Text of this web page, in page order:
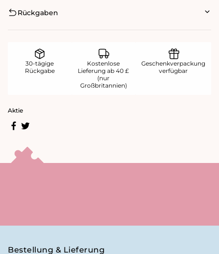
Rückgaben
30-tägige
Rückgabe
Kostenlose
Lieferung ab 40 £
(nur
Großbritannien)
Geschenkverpackung
verfügbar
Aktie
Bestellung & Lieferung